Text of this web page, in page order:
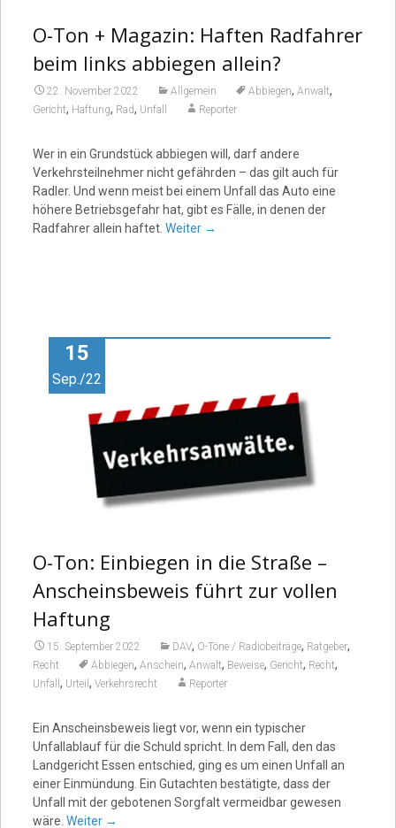
O-Ton + Magazin: Haften Radfahrer
beim links abbiegen allein?
22. November 2022 Allgemein Abbiegen, Anwalt,
Gericht, Haftung, Rad, Unfall Reporter
Wer in ein Grundstück abbiegen will, darf andere
Verkehrsteilnehmer nicht gefährden – das gilt auch für
Radler. Und wenn meist bei einem Unfall das Auto eine
höhere Betriebsgefahr hat, gibt es Fälle, in denen der
Radfahrer allein haftet. Weiter →
15
Sep./22
O-Ton: Einbiegen in die Straße –
Anscheinsbeweis führt zur vollen
Haftung
15. September 2022 DAV, O-Töne / Radiobeiträge, Ratgeber,
Recht Abbiegen, Anschein, Anwalt, Beweise, Gericht, Recht,
Unfall , Urteil , Verkehrsrecht Reporter
Ein Anscheinsbeweis liegt vor, wenn ein typischer
Unfallablauf für die Schuld spricht. In dem Fall, den das
Landgericht Essen entschied, ging es um einen Unfall an
einer Einmündung. Ein Gutachten bestätigte, dass der
Unfall mit der gebotenen Sorgfalt vermeidbar gewesen
wäre. Weiter →